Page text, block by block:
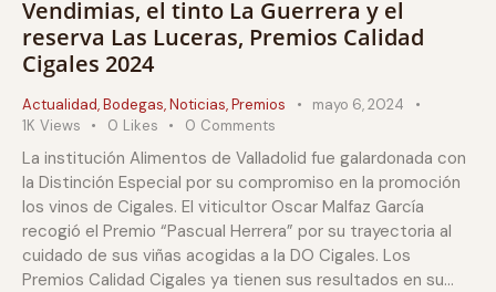
Vendimias, el tinto La Guerrera y el
reserva Las Luceras, Premios Calidad
Cigales 2024
Actualidad,Bodegas,Noticias,Premios
mayo 6, 2024
1K Views 0 Likes 0 Comments
La institución Alimentos de Valladolid fue galardonada con
la Distinción Especial por su compromiso en la promoción
los vinos de Cigales. El viticultor Oscar Malfaz García
recogió el Premio “Pascual Herrera” por su trayectoria al
cuidado de sus viñas acogidas a la DO Cigales. Los
Premios Calidad Cigales ya tienen sus resultados en su…